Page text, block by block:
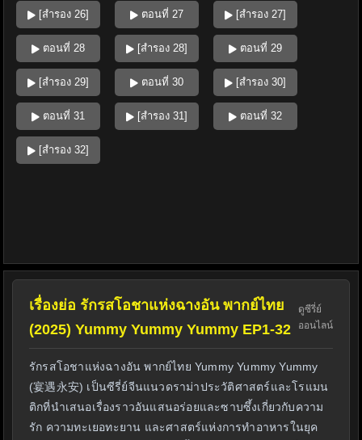
[สำรอง 26] ตอนที่ 27 [สำรอง 27]
ตอนที่ 28 [สำรอง 28] ตอนที่ 29
[สำรอง 29] ตอนที่ 30 [สำรอง 30]
ตอนที่ 31 [สำรอง 31] ตอนที่ 32
[สำรอง 32]
เรื่องย่อ รักรสโอชาแห่งฉางอัน พากย์ไทย
(2025) Yummy Yummy Yummy EP1-32
ดูซีรี่ย์
ออนไลน์
รักรสโอชาแห่งฉางอัน พากย์ไทย Yummy Yummy Yummy
(宴遇永安) เป็นซีรี่ย์จีนแนวดราม่าประวัติศาสตร์และโรแมน
ติกที่นำเสนอเรื่องราวอันแสนอร่อยและซาบซึ้งเกี่ยวกับความ
รัก ความทะเยอทะยาน และศาสตร์แห่งการทำอาหารในยุค